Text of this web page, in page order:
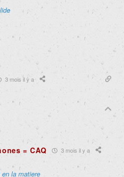
3 mois il y a
= CAQ 3 mois il y a
la matiere